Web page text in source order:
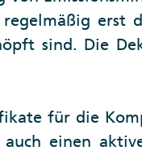
erst
sind. Die
für die
einen